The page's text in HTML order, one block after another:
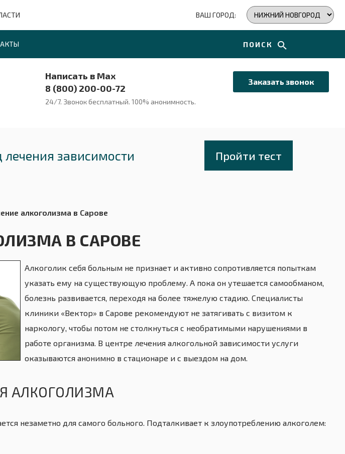
ВАШ ГОРОД:
ПОИСК
Написать в Max
8 (800) 200-00-72
24/7. Звонок бесплатный. 100% анонимность.
Заказать звонок
зависимости Пройти тест
алкоголизма в Сарове
В САРОВЕ
Алкоголик себя больным не признает и активно сопротивляется попыткам
указать ему на существующую проблему. А пока он утешается самообманом,
болезнь развивается, переходя на более тяжелую стадию. Специалисты
клиники «Вектор» в Сарове рекомендуют не затягивать с визитом к
наркологу, чтобы потом не столкнуться с необратимыми нарушениями в
работе организма. В центре лечения алкогольной зависимости услуги
оказываются анонимно в стационаре и с выездом на дом.
АЛКОГОЛИЗМА
незаметно для самого больного. Подталкивает к злоупотреблению алкоголем: